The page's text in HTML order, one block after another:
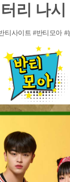
리 나시
티사이트 #반티모아 #